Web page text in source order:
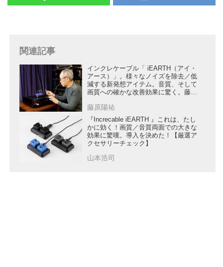
関連記事
インクレケーブル「 iEARTH（アイ・
アース）」。様々なノイズを除去／低
減する新発想アイテム。音質、そして
画質への確かな改善効果に驚く。藤原
藤原陽祐
『Increcable iEARTH 』これは、たし
かに効く！画質／音質両面での大きな
効果に驚嘆。導入を決めた！【厳選ア
クセサリーチェック】
山本浩司